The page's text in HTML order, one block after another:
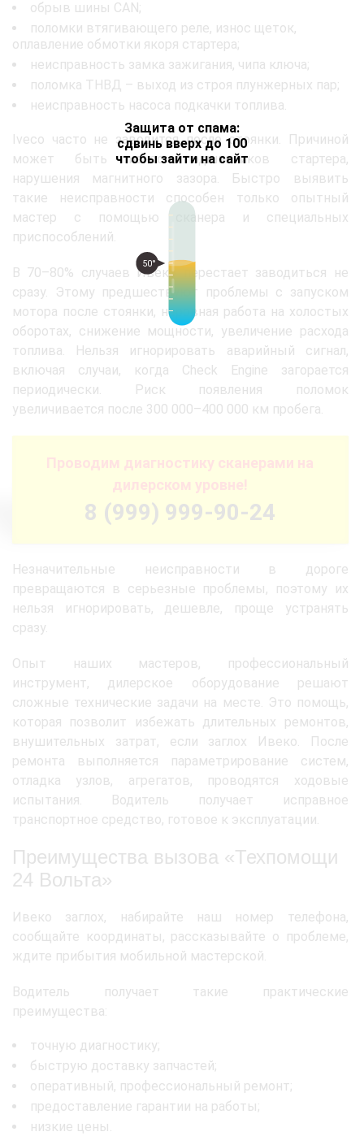
Защита от спама:
сдвинь вверх до 100
чтобы зайти на сайт
50°
обрыв шины CAN;
поломки втягивающего реле, износ щеток,
оплавление обмотки якоря стартера;
неисправность замка зажигания, чипа ключа;
поломка ТНВД – выход из строя плунжерных пар;
неисправность насоса подкачки топлива.
Iveco часто не заводится после стоянки. Причиной
может быть износ подшипников стартера,
нарушения магнитного зазора. Быстро выявить
такие неисправности способен только опытный
мастер с помощью сканера и специальных
приспособлений.
В 70–80% случаев Ивеко перестает заводиться не
сразу. Этому предшествуют проблемы с запуском
мотора после стоянки, неровная работа на холостых
оборотах, снижение мощности, увеличение расхода
топлива. Нельзя игнорировать аварийный сигнал,
включая случаи, когда Check Engine загорается
периодически. Риск появления поломок
увеличивается после 300 000–400 000 км пробега.
Проводим диагностику сканерами на
дилерском уровне!
8 (999) 999-90-24
Незначительные неисправности в дороге
превращаются в серьезные проблемы, поэтому их
нельзя игнорировать, дешевле, проще устранять
сразу.
Опыт наших мастеров, профессиональный
инструмент, дилерское оборудование решают
сложные технические задачи на месте. Это помощь,
которая позволит избежать длительных ремонтов,
внушительных затрат, если заглох Ивеко. После
ремонта выполняется параметрирование систем,
отладка узлов, агрегатов, проводятся ходовые
испытания. Водитель получает исправное
транспортное средство, готовое к эксплуатации.
Преимущества вызова «Техпомощи
24 Вольта»
Ивеко заглох, набирайте наш номер телефона,
сообщайте координаты, рассказывайте о проблеме,
ждите прибытия мобильной мастерской.
Водитель получает такие практические
преимущества:
точную диагностику;
быструю доставку запчастей;
оперативный, профессиональный ремонт;
предоставление гарантии на работы;
низкие цены.